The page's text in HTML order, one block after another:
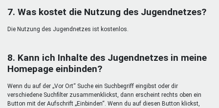
7. Was kostet die Nutzung des Jugendnetzes?
Die Nutzung des Jugendnetzes ist kostenlos.
8. Kann ich Inhalte des Jugendnetzes in meine
Homepage einbinden?
Wenn du auf der „Vor Ort“ Suche ein Suchbegriff eingibst oder dir
verschiedene Suchfilter zusammenklickst, dann erscheint rechts oben ein
Button mit der Aufschrift „Einbinden“. Wenn du auf diesen Button klickst,